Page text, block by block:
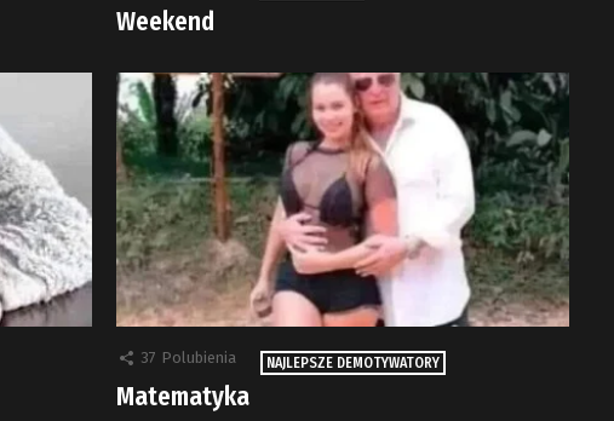
Weekend
37 Polubienia NAJLEPSZE DEMOTYWATORY
Matematyka